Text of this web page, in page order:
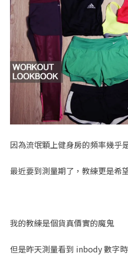
因為流氓顆上健身房的頻率幾乎
最近要到測量期了，教練更是希
我的教練是個貨真價實的魔鬼
但是昨天測量看到 inbody 數字時